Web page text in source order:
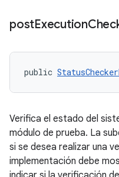
postExecution
public
Verifica el estado del
módulo de prueba. La
si se desea realizar una
implementación debe